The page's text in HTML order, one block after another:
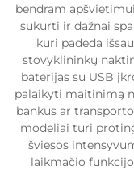
bendram
sukurti ir dažnai
kuri padeda
stovyklininkų
baterijas su USB
palaikyti maitinimą
bankus ar
modeliai turi
šviesos
laikmačio